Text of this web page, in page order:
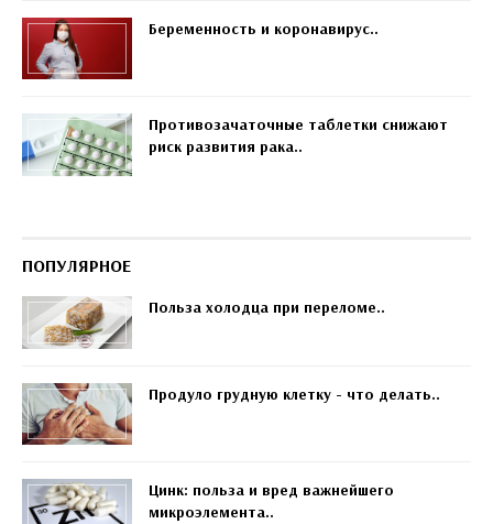
Беременность и коронавирус..
Противозачаточные таблетки снижают
риск развития рака..
ПОПУЛЯРНОЕ
Польза холодца при переломе..
Продуло грудную клетку - что делать..
Цинк: польза и вред важнейшего
микроэлемента..